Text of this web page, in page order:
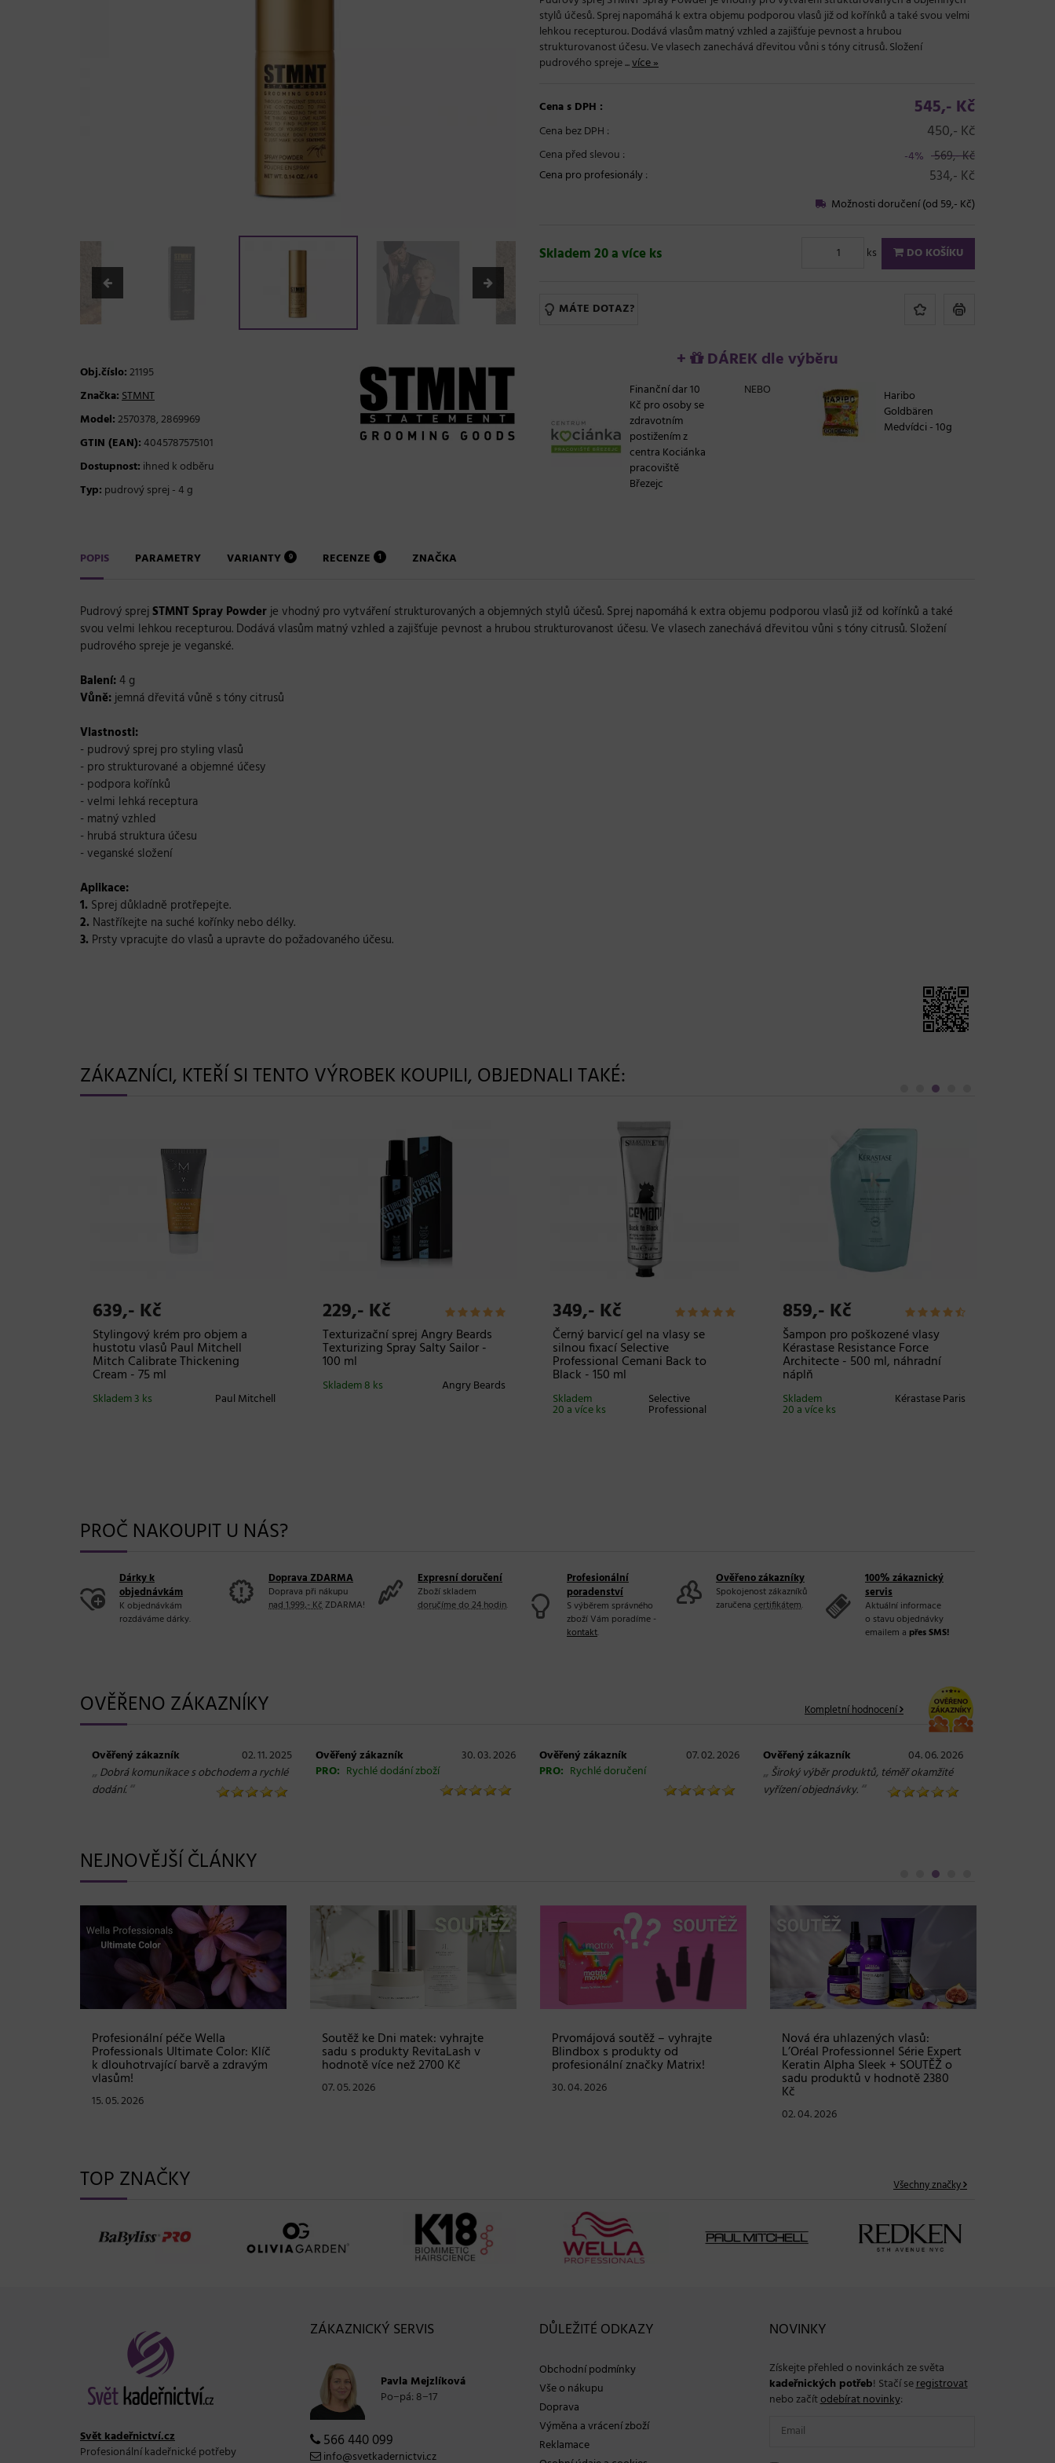
Obj.číslo:21195
Značka:STMNT
Model:2570378, 2869969
GTIN (EAN):4045787575101
Dostupnost: ihned k odběru
Typ: pudrový sprej - 4 g
stylů účesů. Sprej napomáhá k extra objemu podporou vlasů již od kořínků a také svou velmi
lehkou recepturou. Dodává vlasům matný vzhled a zajišťuje pevnost a hrubou
strukturovanost účesu. Ve vlasech zanechává dřevitou vůni s tóny citrusů. Složení
pudrového spreje ...více »
Cena s DPH : 545,- Kč
Cena bez DPH : 450,- Kč
Cena před slevou : -4% 569,- Kč
Cena pro profesionály: 534,- Kč
Možnosti doručení (od 59,- Kč)
Skladem 20 a více ks ks DO KOŠÍKU
MÁTE DOTAZ?
+ DÁREK dle výběru
Finanční dar 10
Kč pro osoby se
zdravotním
postižením z
centra Kociánka
pracoviště
Březejc
NEBO
Haribo
Goldbären
Medvídci - 10g
POPIS PARAMETRY VARIANTY 9 RECENZE 1 ZNAČKA
Pudrový sprej STMNT Spray Powder je vhodný pro vytváření strukturovaných a objemných stylů účesů. Sprej napomáhá k extra objemu podporou vlasů již od kořínků a také
svou velmi lehkou recepturou. Dodává vlasům matný vzhled a zajišťuje pevnost a hrubou strukturovanost účesu. Ve vlasech zanechává dřevitou vůni s tóny citrusů. Složení
pudrového spreje je veganské.
Balení:4 g
Vůně: jemná dřevitá vůně s tóny citrusů
Vlastnosti:
- pudrový sprej pro styling vlasů
- pro strukturované a objemné účesy
- podpora kořínků
- velmi lehká receptura
- matný vzhled
- hrubá struktura účesu
- veganské složení
Aplikace:
1. Sprej důkladně protřepejte.
2. Nastříkejte na suché kořínky nebo délky.
3. Prsty vpracujte do vlasů a upravte do požadovaného účesu.
ZÁKAZNÍCI, KTEŘÍ SI TENTO VÝROBEK KOUPILI, OBJEDNALI TAKÉ:
639,- Kč
Stylingový krém pro objem a
hustotu vlasů Paul Mitchell
Mitch Calibrate Thickening
Cream - 75 ml
Paul Mitchell
Skladem 3 ks
229,- Kč
Texturizační sprej Angry Beards
Texturizing Spray Salty Sailor -
100 ml
Angry Beards
Skladem 8 ks
349,- Kč
Černý barvicí gel na vlasy se
silnou fixací Selective
Professional Cemani Back to
Black - 150 ml
Selective
Professional
Skladem
20 a více ks
859,- Kč
Šampon pro poškozené vlasy
Kérastase Resistance Force
Architecte - 500 ml, náhradní
náplň
Kérastase Paris
Skladem
20 a více ks
PROČ NAKOUPIT U NÁS?
Dárky k
objednávkám
K objednávkám
rozdáváme dárky.
Doprava ZDARMA
Doprava při nákupu
nad 1.999,- KčZDARMA!
Expresní doručení
Zboží skladem
doručíme do 24 hodin.
Profesionální
poradenství
S výběrem správného
zboží Vám poradíme -
kontakt.
Ověřeno zákazníky
Spokojenost zákazníků
zaručena certifikátem.
100% zákaznický
servis
Aktuální informace
o stavu objednávky
emailem a přes SMS!
OVĚŘENO ZÁKAZNÍKY Kompletní hodnocení
Ověřený zákazník 02. 11. 2025
„ Dobrá komunikace s obchodem a rychlé
dodání.“
Ověřený zákazník
30. 03. 2026
PRO: Rychlé dodání zboží
Ověřený zákazník
07. 02. 2026
PRO: Rychlé doručení
Ověřený zákazník 04. 06. 2026
„ Široký výběr produktů, téměř okamžité
vyřízení objednávky. “
NEJNOVĚJŠÍ ČLÁNKY
Profesionální péče Wella
Professionals Ultimate Color: Klíč
k dlouhotrvající barvě a zdravým
vlasům!
15. 05. 2026
Soutěž ke Dni matek: vyhrajte
sadu s produkty RevitaLash v
hodnotě více než 2700 Kč
07. 05. 2026
Prvomájová soutěž – vyhrajte
Blindbox s produkty od
profesionální značky Matrix!
30. 04. 2026
Nová éra uhlazených vlasů:
L’Oréal Professionnel Série Expert
Keratin Alpha Sleek + SOUTĚŽ o
sadu produktů v hodnotě 2380
Kč
02. 04. 2026
TOP ZNAČKY Všechny značky
Svět kadeřnictví.cz
Profesionální kadeřnické potřeby
ZÁKAZNICKÝ SERVIS
Pavla Mejzlíková
Po−pá: 8−17
566 440 099
info@svetkadernictvi.cz
DŮLEŽITÉ ODKAZY
Obchodní podmínky
Vše o nákupu
Doprava
Výměna a vrácení zboží
Reklamace
NOVINKY
Získejte přehled o novinkách ze světa
kadeřnických potřeb! Stačí seregistrovat
nebo začítodebírat novinky: